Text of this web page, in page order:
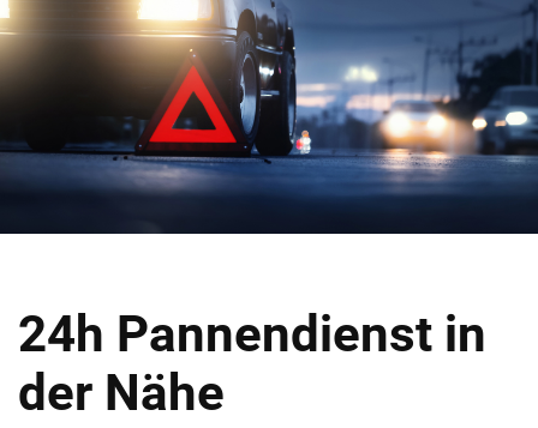
24h Pannendienst in
der Nähe